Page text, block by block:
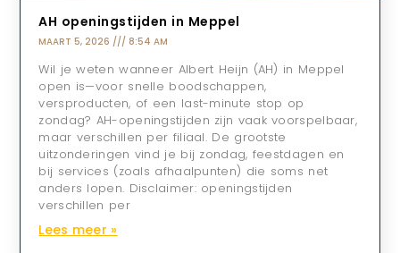
AH openingstijden in Meppel
MAART 5, 2026 8:54 AM
Wil je weten wanneer Albert Heijn (AH) in Meppel
open is—voor snelle boodschappen,
versproducten, of een last-minute stop op
zondag? AH-openingstijden zijn vaak voorspelbaar,
maar verschillen per filiaal. De grootste
uitzonderingen vind je bij zondag, feestdagen en
bij services (zoals afhaalpunten) die soms net
anders lopen. Disclaimer: openingstijden
verschillen per
Lees meer »